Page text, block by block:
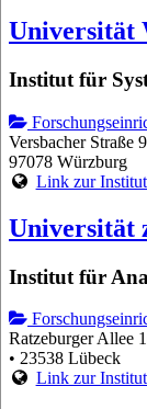
Universität
Institut für
Versbacher Straße 9
97078 Würzburg
Link zur
Universität
Institut für
Ratzeburger Allee
• 23538 Lübeck
Link zur